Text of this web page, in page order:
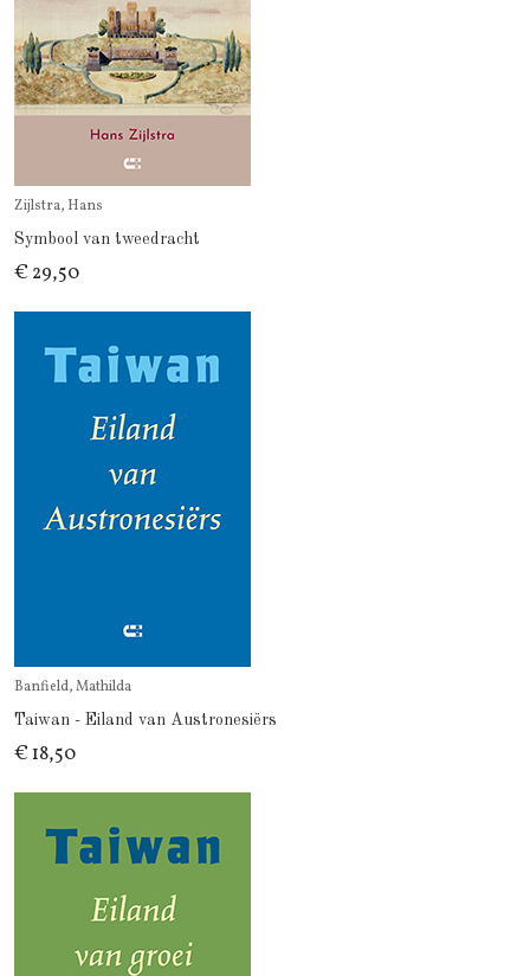
Zijlstra, Hans
Symbool van tweedracht
€ 29,50
Banfield, Mathilda
Taiwan - Eiland van Austronesiërs
€ 18,50